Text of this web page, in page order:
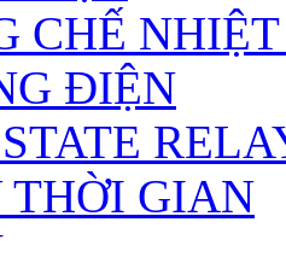
CHẾ
ĐIỆN
THỜI GIAN